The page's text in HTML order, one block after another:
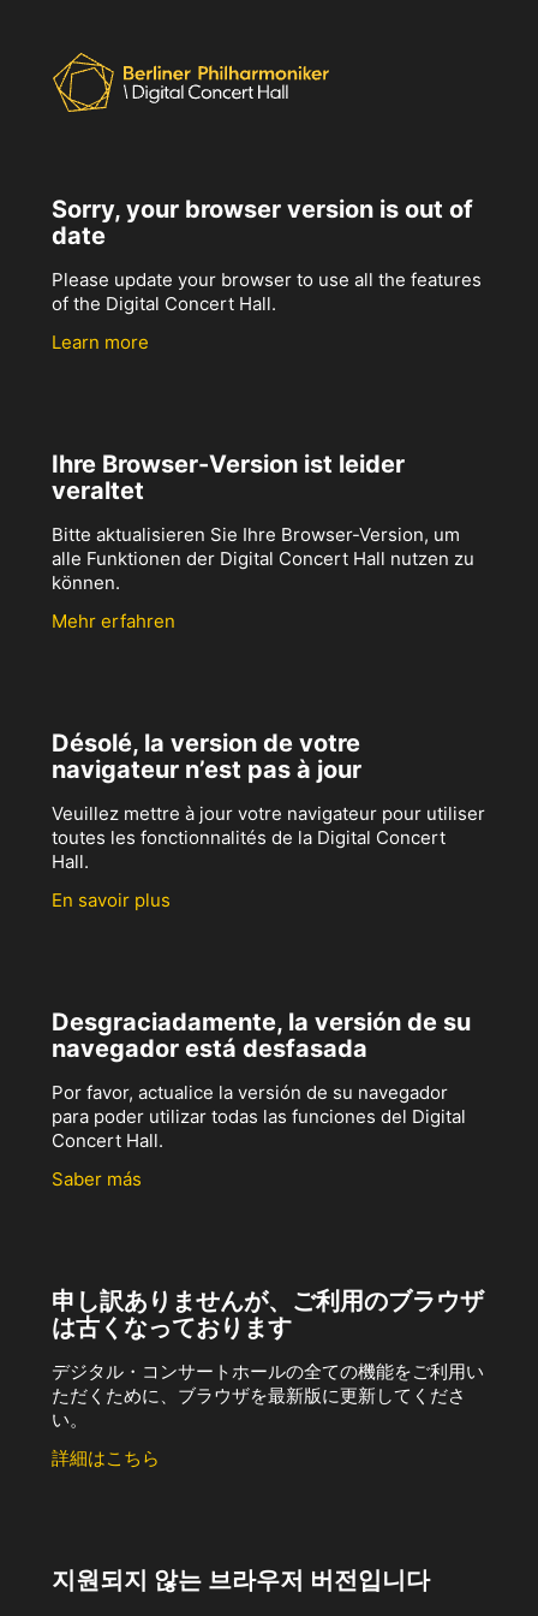
Sorry, your browser version is out of
date
Please update your browser to use all the features
of the Digital Concert Hall.
Learn more
Ihre Browser-Version ist leider
veraltet
Bitte aktualisieren Sie Ihre Browser-Version, um
alle Funktionen der Digital Concert Hall nutzen zu
können.
Mehr erfahren
Désolé, la version de votre
navigateur n’est pas à jour
Veuillez mettre à jour votre navigateur pour utiliser
toutes les fonctionnalités de la Digital Concert
Hall.
En savoir plus
Desgraciadamente, la versión de su
navegador está desfasada
Por favor, actualice la versión de su navegador
para poder utilizar todas las funciones del Digital
Concert Hall.
Saber más
申し訳ありませんが、ご利用のブラウザ
は古くなっております
デジタル・コンサートホールの全ての機能をご利用い
ただくために、ブラウザを最新版に更新してくださ
い。
詳細はこちら
지원되지 않는 브라우저 버전입니다